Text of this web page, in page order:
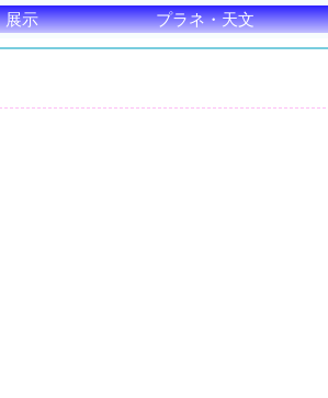
展示 プラネ・天文